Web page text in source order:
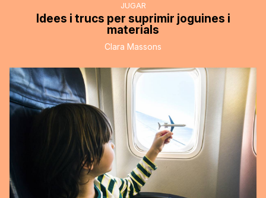
JUGAR
Idees i trucs per suprimir joguines i
materials
Clara Massons